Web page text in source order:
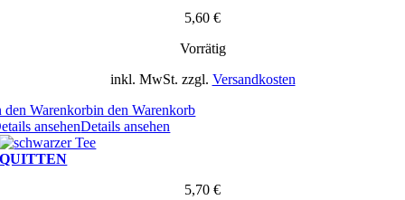
5,60 €
Vorrätig
inkl. MwSt. zzgl. Versandkosten
den Warenkorbin den Warenkorb
ansehenDetails ansehen
QUITTEN
5,70 €